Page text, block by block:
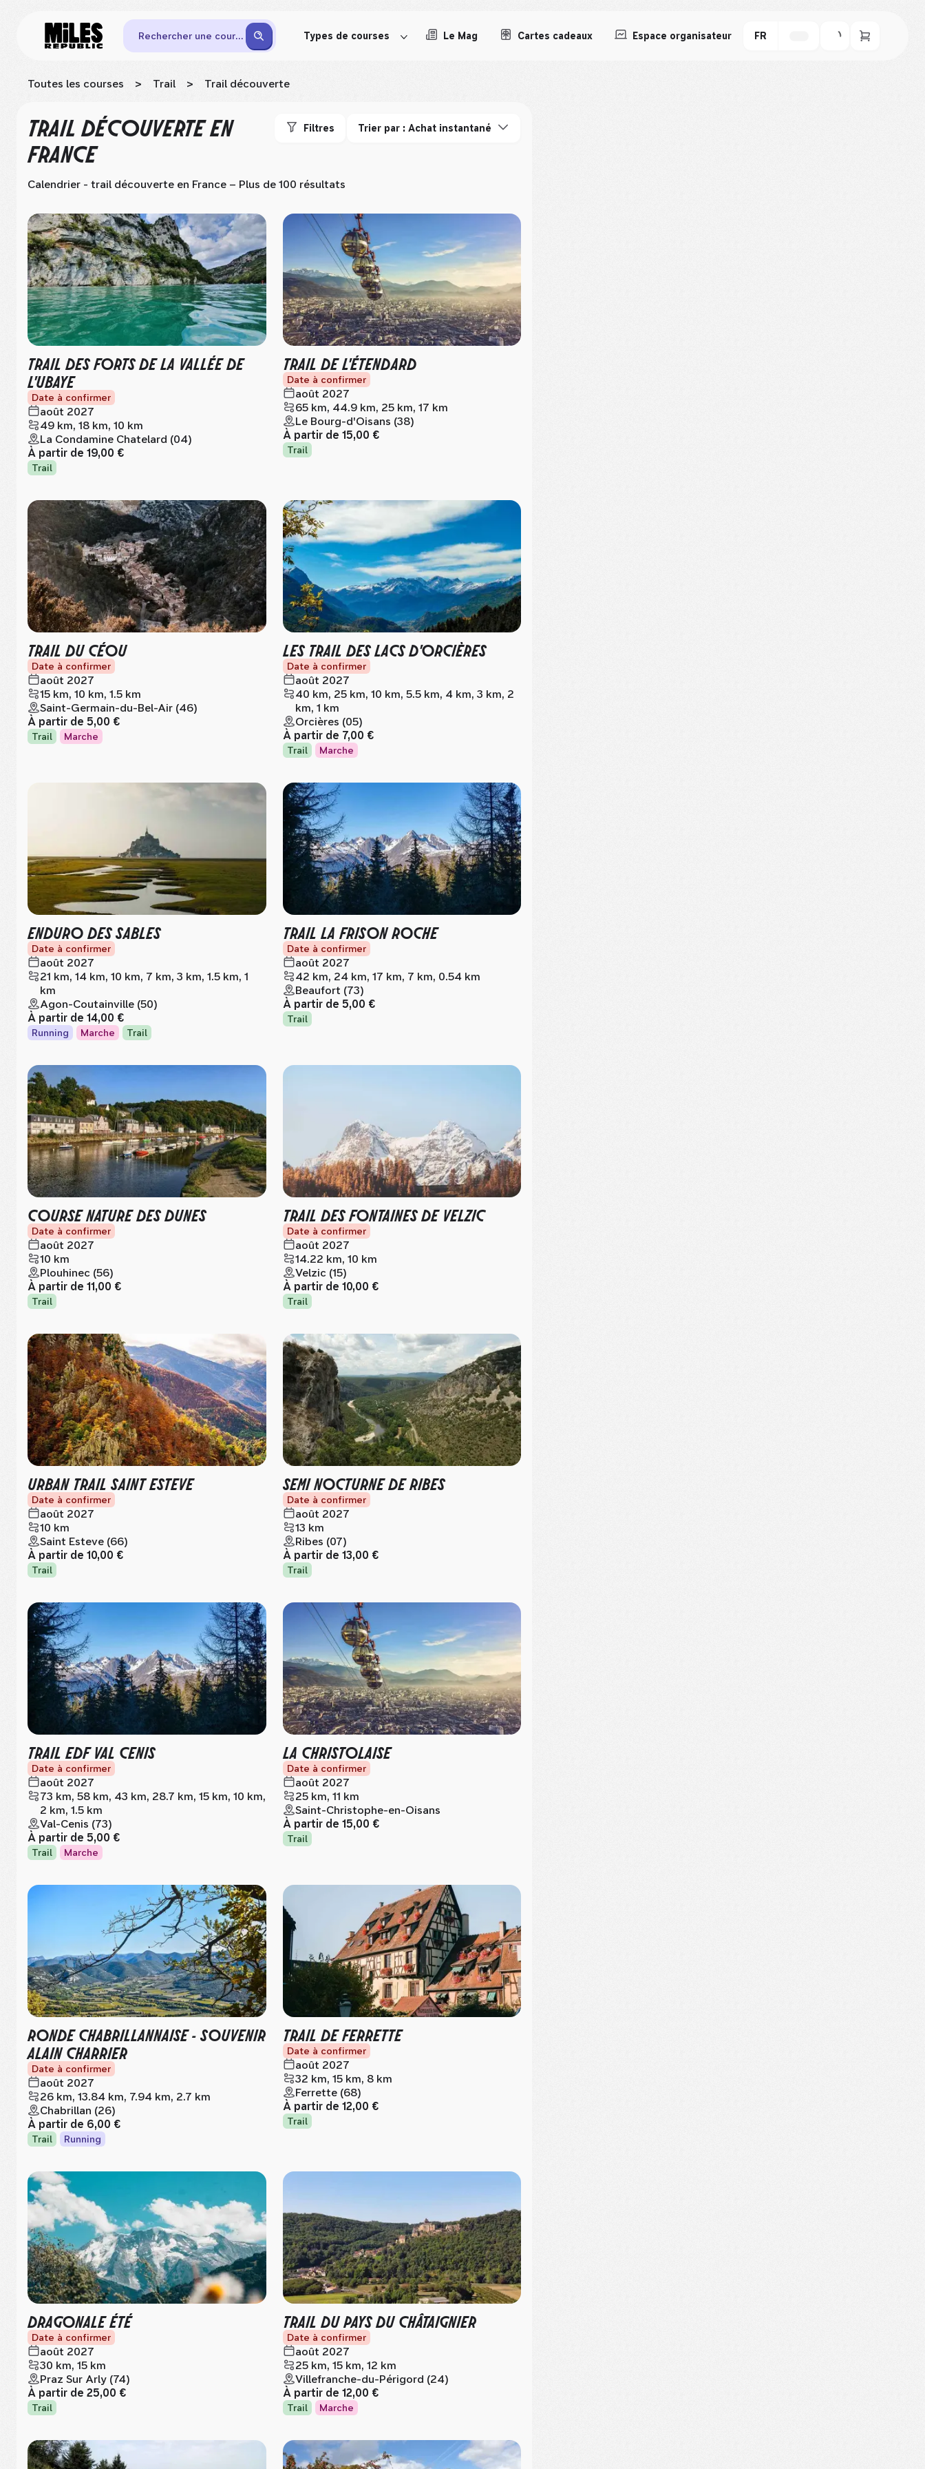
Rechercher une course Types de courses Le Mag Cartes cadeaux Espace organisateur FR
Toutes les courses > Trail > Trail découverte
TRAIL DÉCOUVERTEEN
FRANCE
Filtres Trier par : Achat instantané
Calendrier - trail découverte en France – Plus de 100 résultats
TRAIL DES FORTS DE LA VALLÉE DE
L'UBAYE
Date à confirmer
août 2027
49 km, 18 km, 10 km
La Condamine Chatelard (04)
À partir de 19,00 €
Trail
TRAIL DE L'ÉTENDARD
Date à confirmer
août 2027
65 km, 44.9 km, 25 km, 17 km
Le Bourg-d'Oisans (38)
À partir de 15,00 €
Trail
TRAIL DU CÉOU
Date à confirmer
août 2027
15 km, 10 km, 1.5 km
Saint-Germain-du-Bel-Air (46)
À partir de 5,00 €
Trail Marche
LES TRAIL DES LACS D'ORCIÈRES
Date à confirmer
août 2027
40 km, 25 km, 10 km, 5.5 km, 4 km, 3 km, 2
km, 1 km
Orcières (05)
À partir de 7,00 €
Trail Marche
ENDURO DES SABLES
Date à confirmer
août 2027
21 km, 14 km, 10 km, 7 km, 3 km, 1.5 km, 1
km
Agon-Coutainville (50)
À partir de 14,00 €
Running Marche Trail
TRAIL LA FRISON ROCHE
Date à confirmer
août 2027
42 km, 24 km, 17 km, 7 km, 0.54 km
Beaufort (73)
À partir de 5,00 €
Trail
COURSE NATURE DES DUNES
Date à confirmer
août 2027
10 km
Plouhinec (56)
À partir de 11,00 €
Trail
TRAIL DES FONTAINES DE VELZIC
Date à confirmer
août 2027
14.22 km, 10 km
Velzic (15)
À partir de 10,00 €
Trail
URBAN TRAIL SAINT ESTEVE
Date à confirmer
août 2027
10 km
Saint Esteve (66)
À partir de 10,00 €
Trail
SEMI NOCTURNE DE RIBES
Date à confirmer
août 2027
13 km
Ribes (07)
À partir de 13,00 €
Trail
TRAIL EDF VAL CENIS
Date à confirmer
août 2027
73 km, 58 km, 43 km, 28.7 km, 15 km, 10 km,
2 km, 1.5 km
Val-Cenis (73)
À partir de 5,00 €
Trail Marche
LA CHRISTOLAISE
Date à confirmer
août 2027
25 km, 11 km
Saint-Christophe-en-Oisans
À partir de 15,00 €
Trail
RONDE CHABRILLANNAISE - SOUVENIR
ALAIN CHARRIER
Date à confirmer
août 2027
26 km, 13.84 km, 7.94 km, 2.7 km
Chabrillan (26)
À partir de 6,00 €
Trail Running
TRAIL DE FERRETTE
Date à confirmer
août 2027
32 km, 15 km, 8 km
Ferrette (68)
À partir de 12,00 €
Trail
DRAGONALE ÉTÉ
Date à confirmer
août 2027
30 km, 15 km
Praz Sur Arly (74)
À partir de 25,00 €
Trail
TRAIL DU PAYS DU CHÂTAIGNIER
Date à confirmer
août 2027
25 km, 15 km, 12 km
Villefranche-du-Périgord (24)
À partir de 12,00 €
Trail Marche